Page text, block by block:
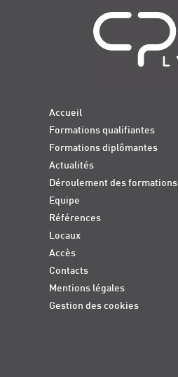
Accueil
Formations qualifiantes
Formations diplômantes
Actualités
Déroulement des formations
Equipe
Références
Locaux
Accès
Contacts
Mentions légales
Gestion des cookies